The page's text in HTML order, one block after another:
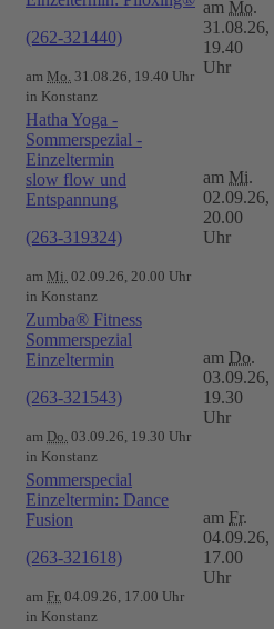
(262-321440)
am Mo. 31.08.26, 19.40 Uhr
in Konstanz
am Mo.
31.08.26,
19.40
Uhr
Hatha Yoga -
Sommerspezial -
Einzeltermin
slow flow und
Entspannung
(263-319324)
am Mi. 02.09.26, 20.00 Uhr
in Konstanz
am Mi.
02.09.26,
20.00
Uhr
Zumba® Fitness
Sommerspezial
Einzeltermin
(263-321543)
am Do. 03.09.26, 19.30 Uhr
in Konstanz
am Do.
03.09.26,
19.30
Uhr
Sommerspecial
Einzeltermin: Dance
Fusion
(263-321618)
am Fr. 04.09.26, 17.00 Uhr
in Konstanz
am Fr.
04.09.26,
17.00
Uhr